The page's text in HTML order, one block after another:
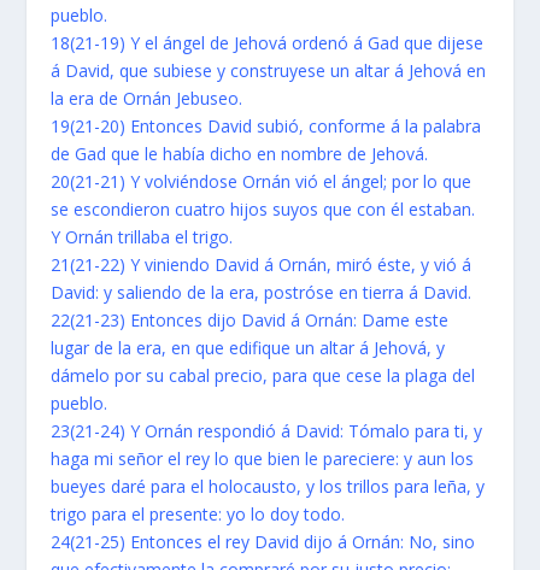
pueblo.
18(21-19) Y el ángel de Jehová ordenó á Gad que dijese
á David, que subiese y construyese un altar á Jehová en
la era de Ornán Jebuseo.
19(21-20) Entonces David subió, conforme á la palabra
de Gad que le había dicho en nombre de Jehová.
20(21-21) Y volviéndose Ornán vió el ángel; por lo que
se escondieron cuatro hijos suyos que con él estaban.
Y Ornán trillaba el trigo.
21(21-22) Y viniendo David á Ornán, miró éste, y vió á
David: y saliendo de la era, postróse en tierra á David.
22(21-23) Entonces dijo David á Ornán: Dame este
lugar de la era, en que edifique un altar á Jehová, y
dámelo por su cabal precio, para que cese la plaga del
pueblo.
23(21-24) Y Ornán respondió á David: Tómalo para ti, y
haga mi señor el rey lo que bien le pareciere: y aun los
bueyes daré para el holocausto, y los trillos para leña, y
trigo para el presente: yo lo doy todo.
24(21-25) Entonces el rey David dijo á Ornán: No, sino